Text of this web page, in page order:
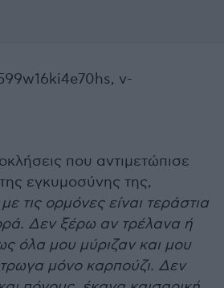
v-
που αντιμετώπισε
εγκυμοσύνης της,
τις ορμόνες είναι τεράστια
Δεν ξέρω αν τρέλανα ή
όλα μου μύριζαν και μου
μόνο καρπούζι. Δεν